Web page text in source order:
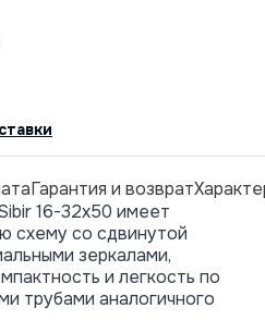
Гарантия и возврат
16-32x50 имеет
схему со сдвинутой
зеркалами,
и легкость по
трубами аналогичного